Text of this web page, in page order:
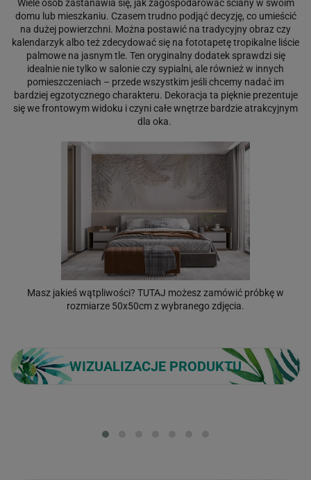
Wiele osób zastanawia się, jak zagospodarować ściany w swoim
domu lub mieszkaniu. Czasem trudno podjąć decyzję, co umieścić
na dużej powierzchni. Można postawić na tradycyjny obraz czy
kalendarzyk albo też zdecydować się na fototapetę tropikalne liście
palmowe na jasnym tle. Ten oryginalny dodatek sprawdzi się
idealnie nie tylko w salonie czy sypialni, ale również w innych
pomieszczeniach – przede wszystkim jeśli chcemy nadać im
bardziej egzotycznego charakteru. Dekoracja ta pięknie prezentuje
się we frontowym widoku i czyni całe wnętrze bardzie atrakcyjnym
dla oka.
Masz jakieś wątpliwości? TUTAJ możesz zamówić próbkę w
rozmiarze 50x50cm z wybranego zdjęcia.
WIZUALIZACJE PRODUKTU